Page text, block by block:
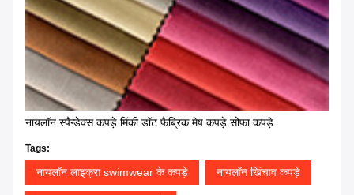
नायलॉन स्पैन्डेक्स कपड़े मिंकी डॉट फैब्रिक मेष कपड़े सोफा कपड़े
Tags:
नायलॉन लाइक्रा swimwear के कपड़े नायलॉन खिंचाव कपड़े